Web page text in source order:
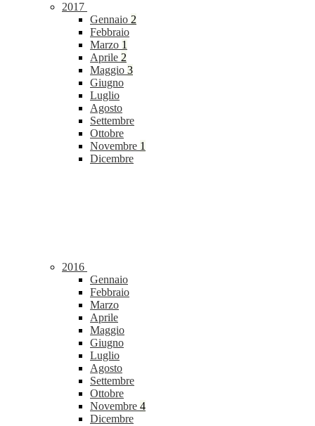
2017
Gennaio 2
Febbraio
Marzo 1
Aprile 2
Maggio 3
Giugno
Luglio
Agosto
Settembre
Ottobre
Novembre 1
Dicembre
2016
Gennaio
Febbraio
Marzo
Aprile
Maggio
Giugno
Luglio
Agosto
Settembre
Ottobre
Novembre 4
Dicembre